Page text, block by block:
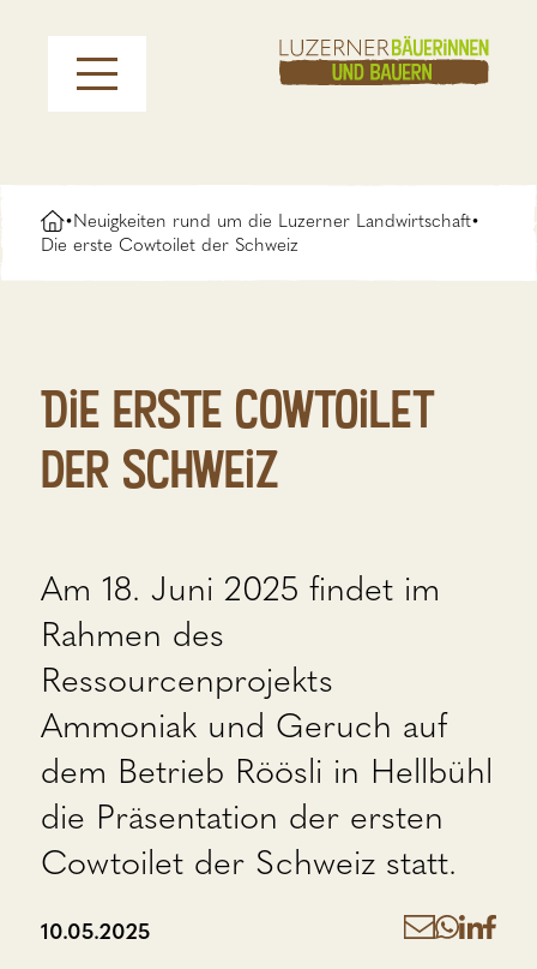
•Neuigkeiten rund um die Luzerner Landwirtschaft•
Die erste Cowtoilet der Schweiz
Die erste Cowtoilet
der Schweiz
Am 18. Juni 2025 findet im
Rahmen des
Ressourcenprojekts
Ammoniak und Geruch auf
dem Betrieb Röösli in Hellbühl
die Präsentation der ersten
Cowtoilet der Schweiz statt.
10.05.2025